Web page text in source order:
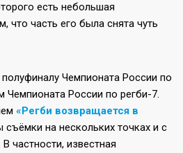
есть небольшая
что часть его была снята чуть
Чемпионата России по
России по регби-7.
«Регби возвращается в
на нескольких точках и с
частности, известная